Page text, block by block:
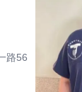
路56